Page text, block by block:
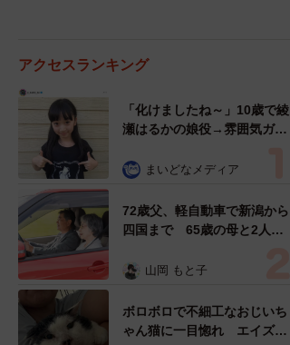
アクセスランキング
「化けましたね～」10歳で綾
瀬はるかの娘役→雰囲気ガラ
雰囲気が」「宝塚に入れそ
まいどなメディア
72歳父、軽自動車で新潟から
四国まで 65歳の母と2人で
憩まで分刻み… 「大学生で
山岡 もと子
ボロボロで不細工なおじいち
ゃん猫に一目惚れ エイズだ